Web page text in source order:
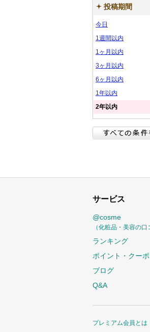
投稿期間
今日
1週間以内
1ヶ月以内
3ヶ月以内
6ヶ月以内
1年以内
2年以内
サービス
@cosme
（化粧品・美容の口
ランキング
ポイント・クー
ブログ
Q&A
プレミアム会員とは